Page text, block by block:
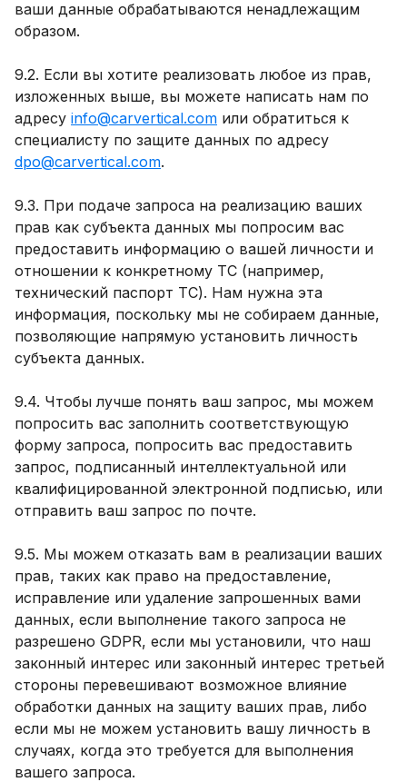
ваши данные обрабатываются ненадлежащим
образом.
9.2. Если вы хотите реализовать любое из прав,
изложенных выше, вы можете написать нам по
адресу info@carvertical.com или обратиться к
специалисту по защите данных по адресу
dpo@carvertical.com.
9.3. При подаче запроса на реализацию ваших
прав как субъекта данных мы попросим вас
предоставить информацию о вашей личности и
отношении к конкретному ТС (например,
технический паспорт ТС). Нам нужна эта
информация, поскольку мы не собираем данные,
позволяющие напрямую установить личность
субъекта данных.
9.4. Чтобы лучше понять ваш запрос, мы можем
попросить вас заполнить соответствующую
форму запроса, попросить вас предоставить
запрос, подписанный интеллектуальной или
квалифицированной электронной подписью, или
отправить ваш запрос по почте.
9.5. Мы можем отказать вам в реализации ваших
прав, таких как право на предоставление,
исправление или удаление запрошенных вами
данных, если выполнение такого запроса не
разрешено GDPR, если мы установили, что наш
законный интерес или законный интерес третьей
стороны перевешивают возможное влияние
обработки данных на защиту ваших прав, либо
если мы не можем установить вашу личность в
случаях, когда это требуется для выполнения
вашего запроса.